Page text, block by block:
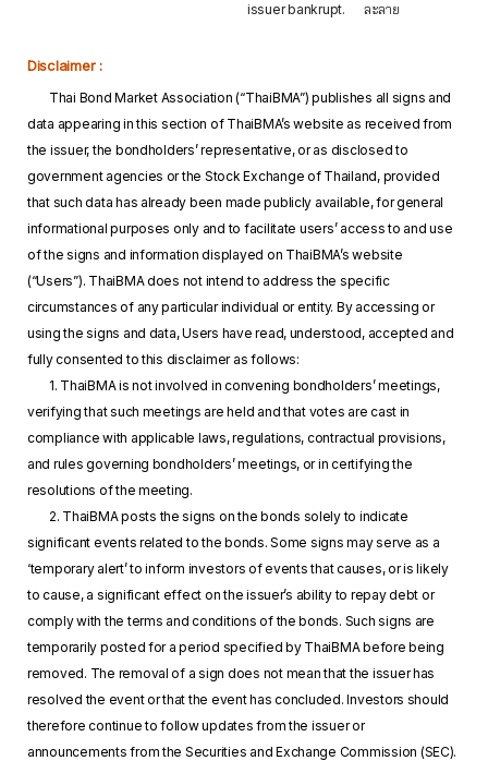
issuer bankrupt.
ละลาย
Disclaimer :
Thai Bond Market Association (“ThaiBMA”) publishes all signs and
data appearing in this section of ThaiBMA’s website as received from
the issuer, the bondholders’ representative, or as disclosed to
government agencies or the Stock Exchange of Thailand, provided
that such data has already been made publicly available, for general
informational purposes only and to facilitate users’ access to and use
of the signs and information displayed on ThaiBMA’s website
(“Users”). ThaiBMA does not intend to address the specific
circumstances of any particular individual or entity. By accessing or
using the signs and data, Users have read, understood, accepted and
fully consented to this disclaimer as follows:
1. ThaiBMA is not involved in convening bondholders’ meetings,
verifying that such meetings are held and that votes are cast in
compliance with applicable laws, regulations, contractual provisions,
and rules governing bondholders’ meetings, or in certifying the
resolutions of the meeting.
2. ThaiBMA posts the signs on the bonds solely to indicate
significant events related to the bonds. Some signs may serve as a
‘temporary alert’ to inform investors of events that causes, or is likely
to cause, a significant effect on the issuer’s ability to repay debt or
comply with the terms and conditions of the bonds. Such signs are
temporarily posted for a period specified by ThaiBMA before being
removed. The removal of a sign does not mean that the issuer has
resolved the event or that the event has concluded. Investors should
therefore continue to follow updates from the issuer or
announcements from the Securities and Exchange Commission (SEC).